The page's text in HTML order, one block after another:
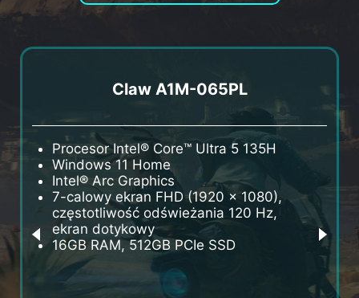
Claw A1M-065PL
Procesor Intel® Core™ Ultra 5 135H
Windows 11 Home
Intel® Arc Graphics
7-calowy ekran FHD (1920 x 1080),
częstotliwość odświeżania 120 Hz,
ekran dotykowy
16GB RAM, 512GB PCIe SSD